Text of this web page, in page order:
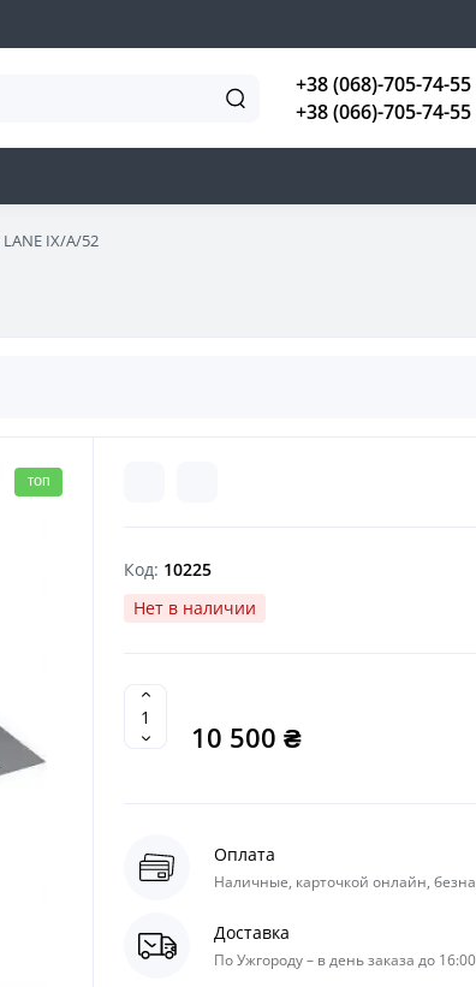
+38 (068)-705-74-55
+38 (066)-705-74-55
IX/A/52
ТОП
Код: 10225
Нет в наличии
10 500 ₴
Оплата
Наличные, карточкой онлайн,
Доставка
По Ужгороду – в день заказа до